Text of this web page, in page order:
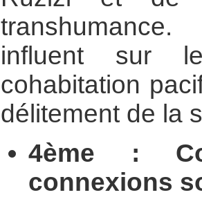
influent sur
cohabitation
délitement de la
4ème :
connexions